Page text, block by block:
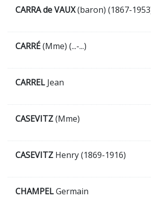
CARRA de VAUX(baron) (1867-
CARRÉ(Mme) (...-...)
CARREL Jean
CASEVITZ(Mme)
CASEVITZ Henry (1869-1916)
CHAMPELGermain